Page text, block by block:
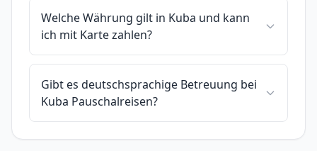
Welche Währung gilt in Kuba und kann
ich mit Karte zahlen?
Gibt es deutschsprachige Betreuung bei
Kuba Pauschalreisen?